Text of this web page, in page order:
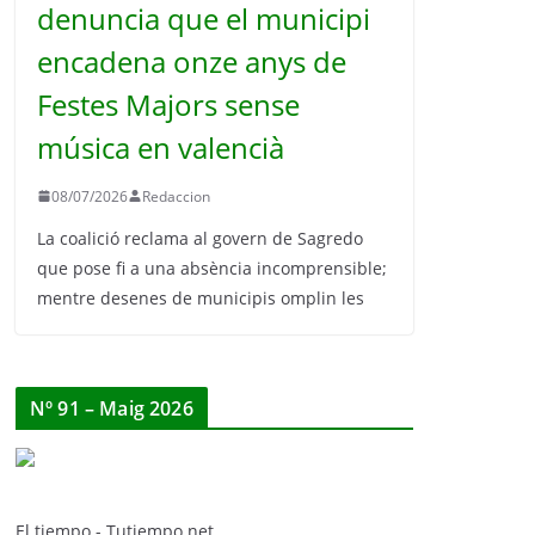
denuncia que el municipi
encadena onze anys de
Festes Majors sense
música en valencià
08/07/2026 Redaccion
La coalició reclama al govern de Sagredo
que pose fi a una absència incomprensible;
mentre desenes de municipis omplin les
Nº 91 – Maig 2026
El tiempo - Tutiempo.net